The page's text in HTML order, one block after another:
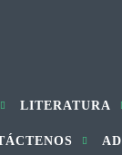
LITERATURA